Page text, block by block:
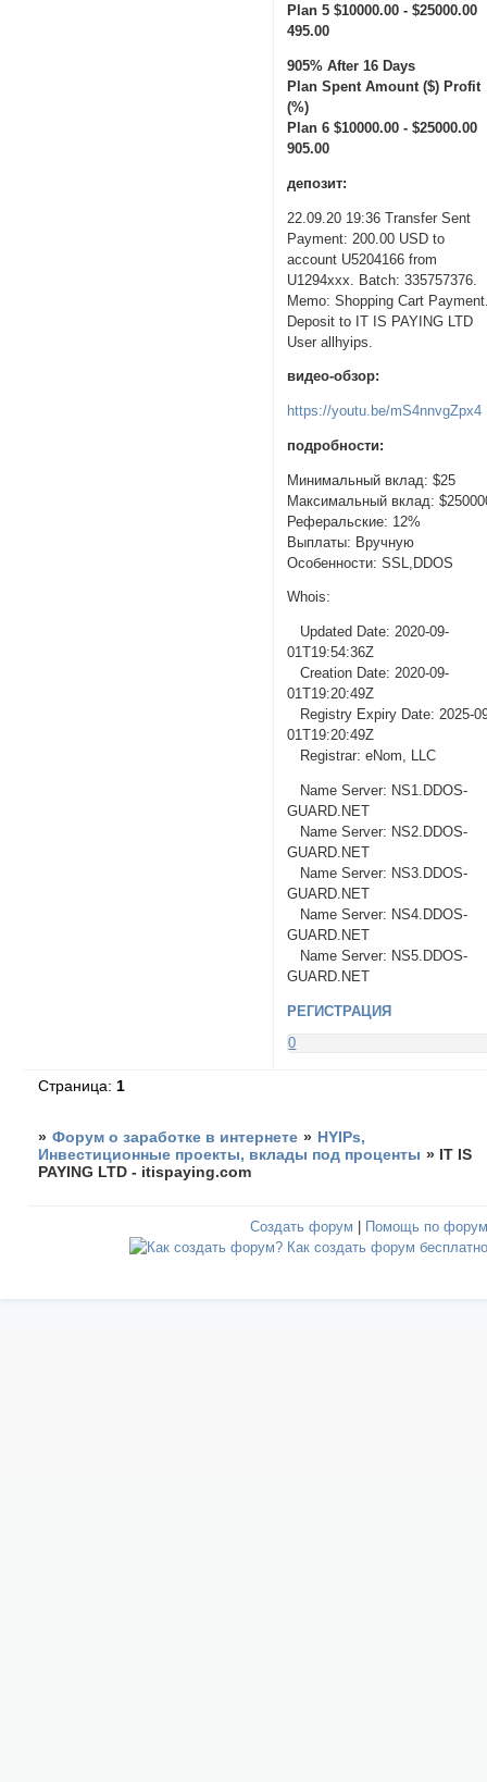
Plan 5 $10000.00 - $25000.00
495.00
905% After 16 Days
Plan Spent Amount ($) Profit
(%)
Plan 6 $10000.00 - $25000.00
905.00
депозит:
22.09.20 19:36 Transfer Sent
Payment: 200.00 USD to
account U5204166 from
U1294xxx. Batch: 335757376.
Memo: Shopping Cart
Deposit to IT IS PAYING LTD
User allhyips.
видео-обзор:
https://youtu.be/mS4nnvgZpx4
подробности:
Минимальный вклад: $25
Максимальный вклад:
Реферальские: 12%
Выплаты: Вручную
Особенности: SSL,DDOS
Whois:
Updated Date: 2020-09-
01T19:54:36Z
Creation Date: 2020-09-
01T19:20:49Z
Registry Expiry Date: 2025-
01T19:20:49Z
Registrar: eNom, LLC
Name Server: NS1.DDOS-
GUARD.NET
Name Server: NS2.DDOS-
GUARD.NET
Name Server: NS3.DDOS-
GUARD.NET
Name Server: NS4.DDOS-
GUARD.NET
Name Server: NS5.DDOS-
GUARD.NET
РЕГИСТРАЦИЯ
0
Страница: 1
» Форум о заработке в интернете » HYIPs,
Инвестиционные проекты, вклады под проценты » IT IS
PAYING LTD - itispaying.com
Создать форум Помощь по